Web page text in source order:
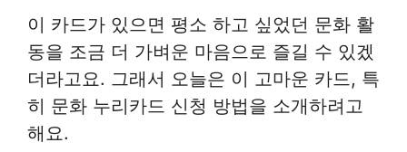
이 카드가 있으면 평소 하고 싶었던 문화 활
동을 조금 더 가벼운 마음으로 즐길 수 있겠
더라고요. 그래서 오늘은 이 고마운 카드, 특
히 문화 누리카드 신청 방법을 소개하려고
해요.